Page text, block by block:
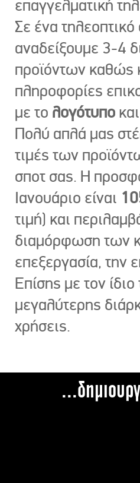
επαγγελματική
Σε ένα τηλεοπτικό
αναδείξουμε 3-4
προϊόντων καθώς
πληροφορίες
με το λογότυπο
Πολύ απλά μας
τιμές των
σποτ σας. Η
Ιανουάριο είναι
τιμή) και
διαμόρφωση των
επεξεργασία,
Επίσης με τον
μεγαλύτερης
χρήσεις.